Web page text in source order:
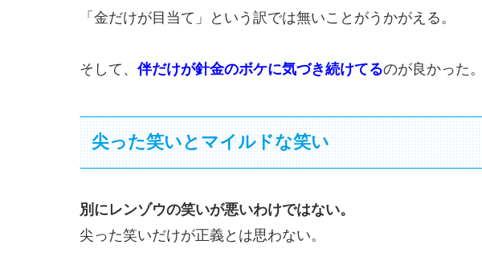
「金だけが目当て」という訳では無いことがうかがえる。
そして、 伴だけが針金のボケに気づき続けてるのが良かった。
尖った笑いとマイルドな笑い
別にレンゾウの笑いが悪いわけではない。
尖った笑いだけが正義とは思わない。